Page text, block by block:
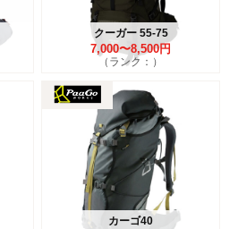
クーガー 55-75
7,000〜8,500円
（ランク：）
カーゴ40